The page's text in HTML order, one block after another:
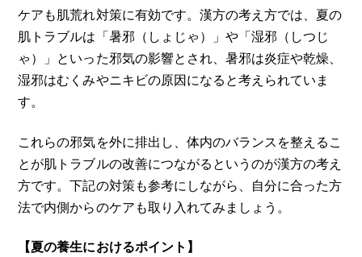
ケアも肌荒れ対策に有効です。漢方の考え方では、夏の
肌トラブルは「暑邪（しょじゃ）」や「湿邪（しつじ
ゃ）」といった邪気の影響とされ、暑邪は炎症や乾燥、
湿邪はむくみやニキビの原因になると考えられていま
す。
これらの邪気を外に排出し、体内のバランスを整えるこ
とが肌トラブルの改善につながるというのが漢方の考え
方です。下記の対策も参考にしながら、自分に合った方
法で内側からのケアも取り入れてみましょう。
【夏の養生におけるポイント】